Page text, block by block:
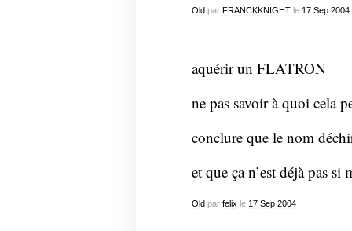
Oldpar FRANCKKNIGHTle 17 Sep 2004
aquérir un FLATRON
ne pas savoir à quoi cela
conclure que le nom
et que ça n’est déjà pas si
Oldpar felix le 17 Sep 2004